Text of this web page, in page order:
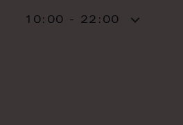
10:00 - 22:00